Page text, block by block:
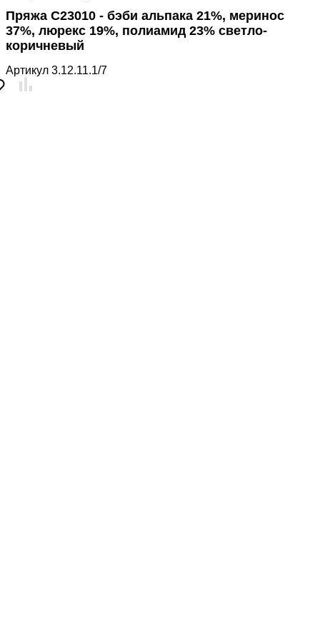
Пряжа С23010 - бэби альпака 21%, меринос
37%, люрекс 19%, полиамид 23% светло-
коричневый
Артикул 3.12.11.1/7